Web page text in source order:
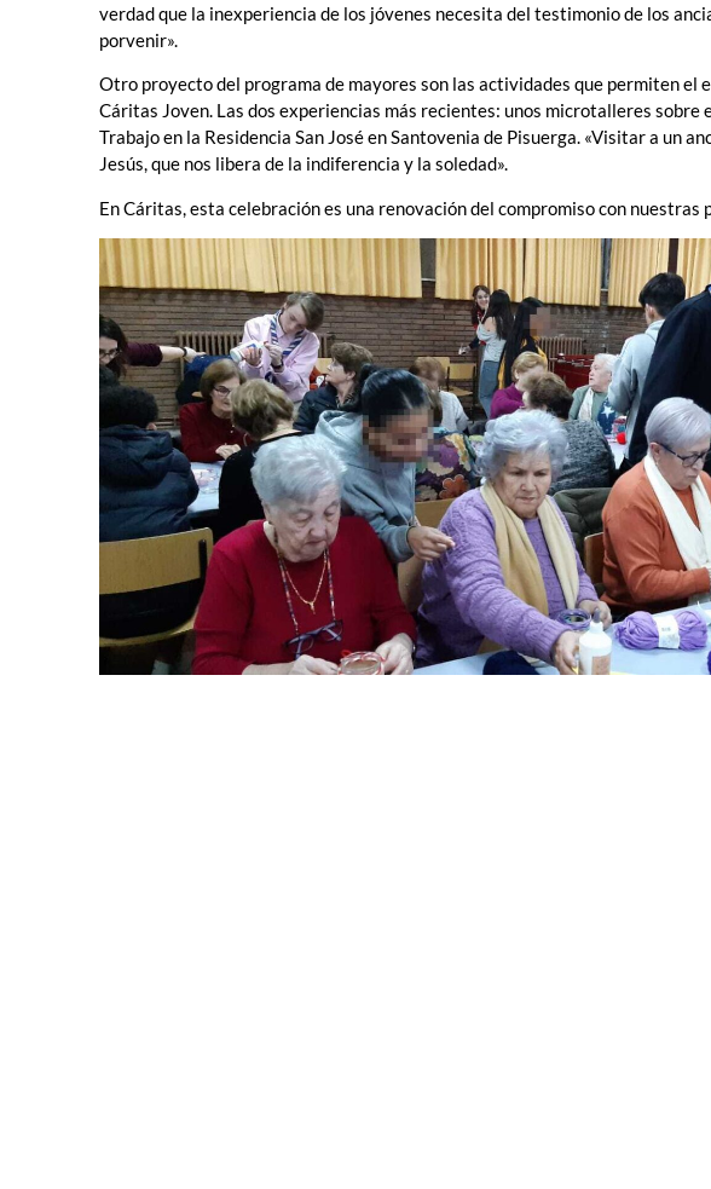
verdad que la inexperiencia de los jóvenes necesita del testimonio de los
porvenir».
Otro proyecto del programa de mayores son las actividades que permiten el
Cáritas Joven. Las dos experiencias más recientes: unos microtalleres sobre
Trabajo en la Residencia San José en Santovenia de Pisuerga. «Visitar a un
Jesús, que nos libera de la indiferencia y la soledad».
En Cáritas, esta celebración es una renovación del compromiso con nuestras